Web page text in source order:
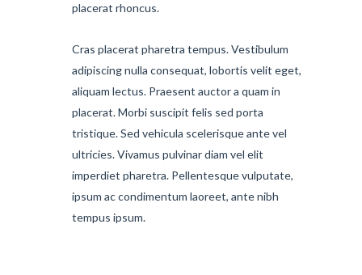
placerat rhoncus.
Cras placerat pharetra tempus. Vestibulum
adipiscing nulla consequat, lobortis velit eget,
aliquam lectus. Praesent auctor a quam in
placerat. Morbi suscipit felis sed porta
tristique. Sed vehicula scelerisque ante vel
ultricies. Vivamus pulvinar diam vel elit
imperdiet pharetra. Pellentesque vulputate,
ipsum ac condimentum laoreet, ante nibh
tempus ipsum.